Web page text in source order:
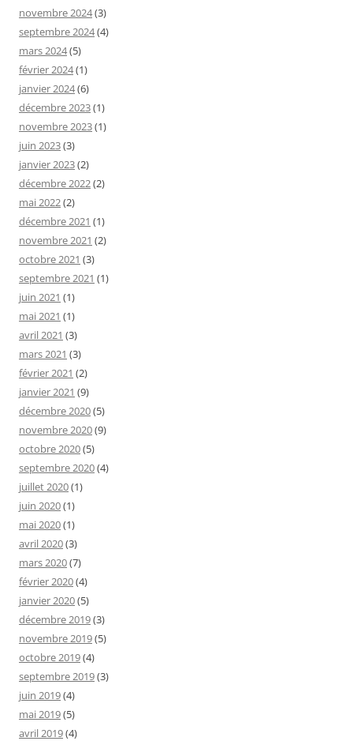
novembre 2024(3)
septembre 2024(4)
mars 2024(5)
février 2024(1)
janvier 2024(6)
décembre 2023(1)
novembre 2023(1)
juin 2023(3)
janvier 2023(2)
décembre 2022(2)
mai 2022(2)
décembre 2021 (1)
novembre 2021 (2)
octobre 2021 (3)
septembre 2021 (1)
juin 2021 (1)
mai 2021 (1)
avril 2021 (3)
mars 2021 (3)
février 2021 (2)
janvier 2021 (9)
décembre 2020(5)
novembre 2020(9)
octobre 2020(5)
septembre 2020(4)
juillet 2020(1)
juin 2020(1)
mai 2020(1)
avril 2020(3)
mars 2020(7)
février 2020(4)
janvier 2020(5)
décembre 2019(3)
novembre 2019(5)
octobre 2019(4)
septembre 2019(3)
juin 2019(4)
mai 2019(5)
avril 2019(4)